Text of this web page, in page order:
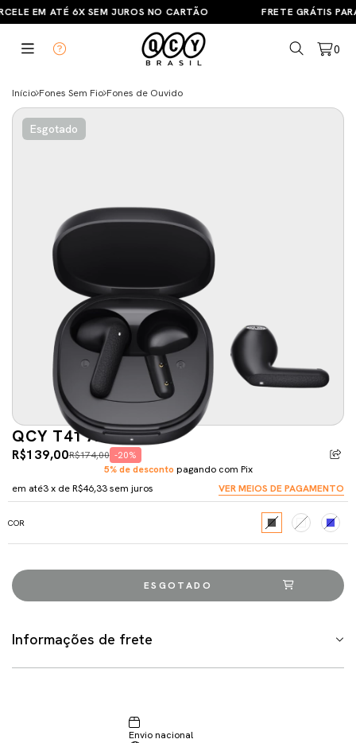
EM ATÉ 6X SEM JUROS NO CARTÃO FRETE GRÁTIS
0
Esgotado
Início Fones Sem Fio Fones de Ouvido
QCY T41 AIR
R$139,00R$174,00 -20%
5% de desconto pagando com Pix
em até3x deR$46,33sem juros VER MEIOS DE PAGAMENTO
COR
Informações de frete
Envio nacional